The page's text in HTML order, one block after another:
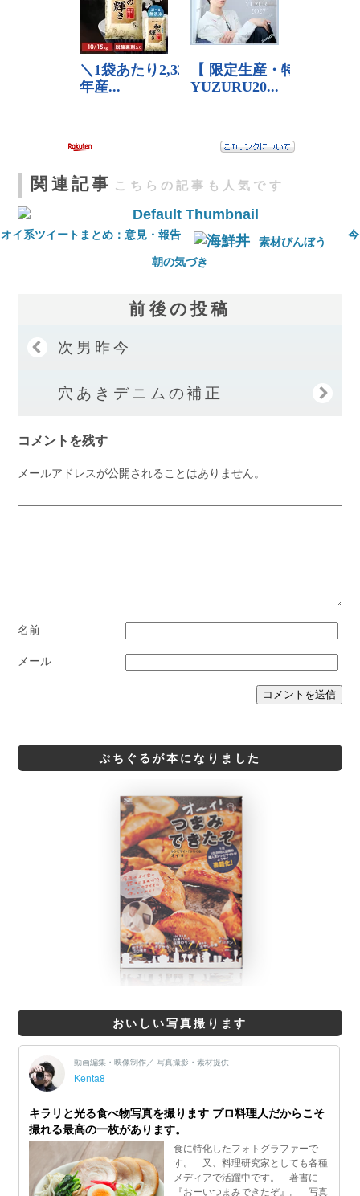
関連記事 こちらの記事も人気です
オイ系ツイートまとめ：意見・報告
素材びんぼう
今
朝の気づき
前後の投稿
次男昨今
穴あきデニムの補正
コメントを残す
メールアドレスが公開されることはありません。
名前
メール
ぷちぐるが本になりました
おいしい写真撮ります